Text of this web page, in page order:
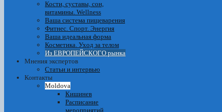
Кости, суставы, сон,
витамины. Wellness
Ваша система пищеварения
Фитнес. Спорт. Энергия
Ваша идеальная форма
Косметика. Уход за телом
Из ЕВРОПЕЙСКОГО рынка
Мнения экспертов
Статьи и интервью
Контакты
Moldova
Кишинев
Расписание
мероприятий